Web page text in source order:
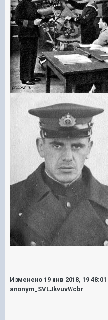
Изменено 19 янв 2018, 19:48:01
anonym_SVLJkvuvWcbr